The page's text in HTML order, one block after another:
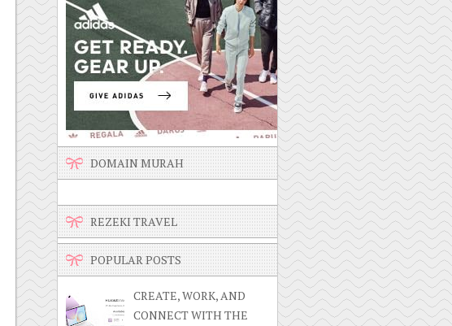
DOMAIN MURAH
REZEKI TRAVEL
POPULAR POSTS
CREATE, WORK, AND
CONNECT WITH THE